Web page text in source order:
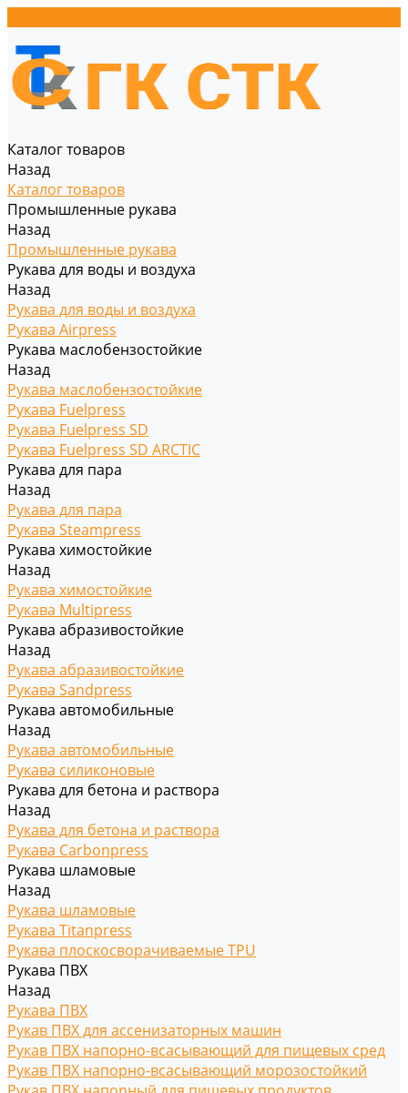
Каталог товаров
Назад
Каталог товаров
Промышленные рукава
Назад
Промышленные рукава
Рукава для воды и воздуха
Назад
Рукава для воды и воздуха
Рукава Airpress
Рукава маслобензостойкие
Назад
Рукава маслобензостойкие
Рукава Fuelpress
Рукава Fuelpress SD
Рукава Fuelpress SD ARCTIC
Рукава для пара
Назад
Рукава для пара
Рукава Steampress
Рукава химостойкие
Назад
Рукава химостойкие
Рукава Multipress
Рукава абразивостойкие
Назад
Рукава абразивостойкие
Рукава Sandpress
Рукава автомобильные
Назад
Рукава автомобильные
Рукава силиконовые
Рукава для бетона и раствора
Назад
Рукава для бетона и раствора
Рукава Carbonpress
Рукава шламовые
Назад
Рукава шламовые
Рукава Titanpress
Рукава плоскосворачиваемые TPU
Рукава ПВХ
Назад
Рукава ПВХ
Рукав ПВХ для ассенизаторных машин
Рукав ПВХ напорно-всасывающий для пищевых сред
Рукав ПВХ напорно-всасывающий морозостойкий